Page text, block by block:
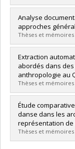
Diplômé(e) :
Cycle :Maîtrise
Diplôme obtenu
Lien vers le
Analyse
approches
Thèses et mémoires
Diplômé(e) :
Cycle :Maîtrise
Diplôme obtenu
Lien vers le
Extraction
abordés dans
anthropologie au
Thèses et mémoires
Diplômé(e) :
Cycle : Maîtrise
Diplôme obtenu
Lien vers le
Étude
danse dans les
représentation
Thèses et mémoires